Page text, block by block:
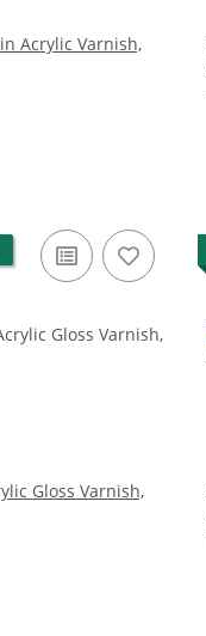
Acrylic Varnish,
Gloss Varnish,